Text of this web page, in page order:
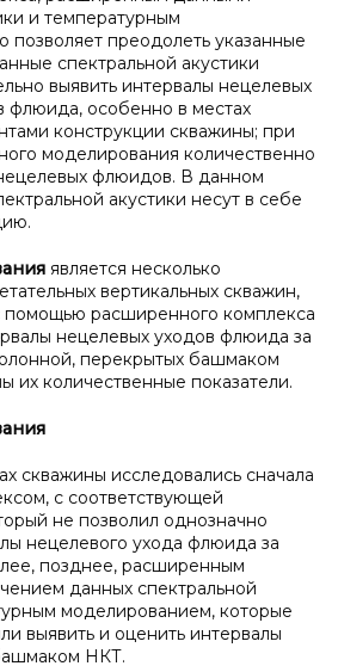
и температурным
позволяет преодолеть указанные
спектральной акустики
выявить интервалы нецелевых
флюида, особенно в местах
конструкции скважины; при
моделирования количественно
флюидов. В данном
акустики несут в себе
является несколько
вертикальных скважин,
расширенного комплекса
нецелевых уходов флюида за
перекрытых башмаком
их количественные показатели.
скважины исследовались сначала
с соответствующей
не позволил однозначно
нецелевого ухода флюида за
позднее, расширенным
данных спектральной
моделированием, которые
выявить и оценить интервалы
НКТ.